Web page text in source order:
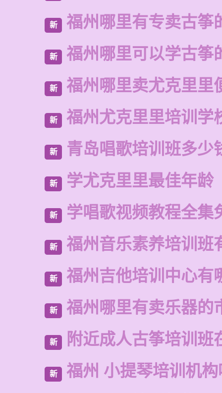
新 福州哪里有专卖古筝
新 福州哪里可以学古筝
新 福州哪里卖尤克里里
新 福州尤克里里培训学
新 青岛唱歌培训班多少
新 学尤克里里最佳年龄
新 学唱歌视频教程全集
新 福州音乐素养培训班
新 福州吉他培训中心有
新 福州哪里有卖乐器的
新 附近成人古筝培训班
新 福州 小提琴培训机